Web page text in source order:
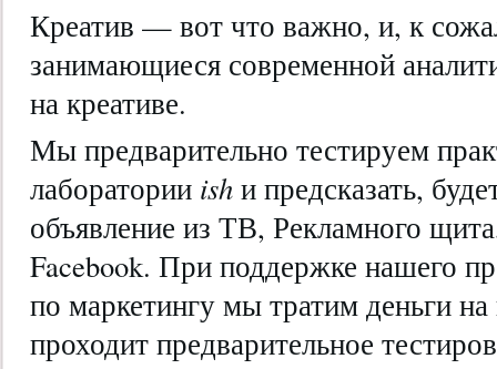
Креатив — вот что важно, и, к
занимающиеся современной
на креативе.
Мы предварительно тестируем
лаборатории ish и предсказать,
объявление из ТВ, Рекламного
Facebook. При поддержке нашего
по маркетингу мы тратим деньги
проходит предварительное